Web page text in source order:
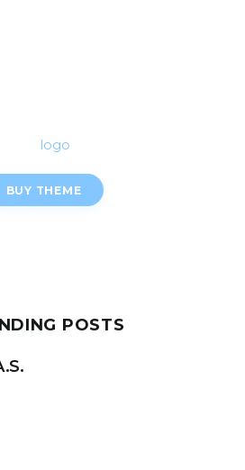
BUY THEME
POSTS